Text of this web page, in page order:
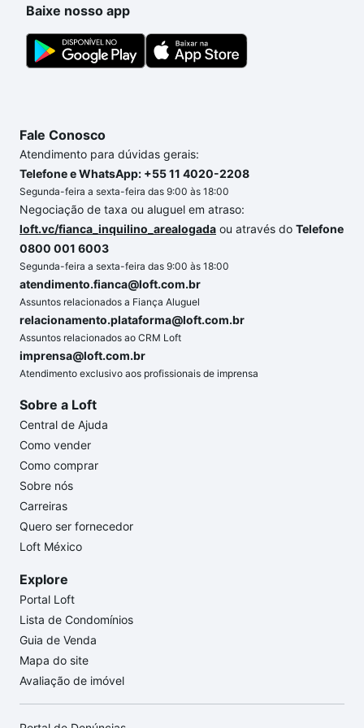
conforto. Loft, com você até as chaves.
Baixe nosso app
Fale Conosco
Atendimento para dúvidas gerais:
Telefone e WhatsApp: +55 11 4020-2208
Segunda-feira a sexta-feira das 9:00 às 18:00
Negociação de taxa ou aluguel em atraso:
loft.vc/fianca_inquilino_arealogada ou através do Telefone
0800 001 6003
Segunda-feira a sexta-feira das 9:00 às 18:00
atendimento.fianca@loft.com.br
Assuntos relacionados a Fiança Aluguel
relacionamento.plataforma@loft.com.br
Assuntos relacionados ao CRM Loft
imprensa@loft.com.br
Atendimento exclusivo aos profissionais de imprensa
Sobre a Loft
Central de Ajuda
Como vender
Como comprar
Sobre nós
Carreiras
Quero ser fornecedor
Loft México
Explore
Portal Loft
Lista de Condomínios
Guia de Venda
Mapa do site
Avaliação de imóvel